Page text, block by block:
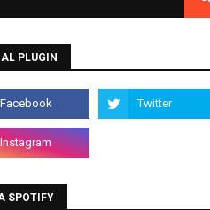
PLUGIN
SPOTIFY